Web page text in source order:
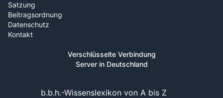
Satzung
Beitragsordnung
Datenschutz
Kontakt
Verschlüsselte Verbindung
Server in Deutschland
b.b.h.-Wissenslexikon von A bis Z